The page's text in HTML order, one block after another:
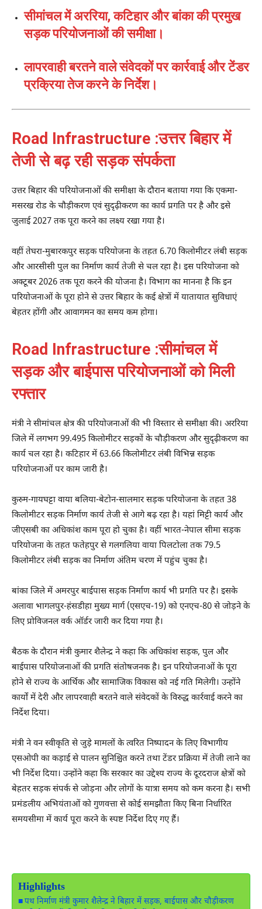
सीमांचल में अररिया, कटिहार और बांका की प्रमुख
सड़क परियोजनाओं की समीक्षा।
लापरवाही बरतने वाले संवेदकों पर कार्रवाई और टेंडर
प्रक्रिया तेज करने के निर्देश।
Road Infrastructure :उत्तर बिहार में
तेजी से बढ़ रही सड़क संपर्कता
उत्तर बिहार की परियोजनाओं की समीक्षा के दौरान बताया गया कि एकमा-
मसरख रोड के चौड़ीकरण एवं सुदृढ़ीकरण का कार्य प्रगति पर है और इसे
जुलाई 2027 तक पूरा करने का लक्ष्य रखा गया है।
वहीं तेघरा-मुबारकपुर सड़क परियोजना के तहत 6.70 किलोमीटर लंबी सड़क
और आरसीसी पुल का निर्माण कार्य तेजी से चल रहा है। इस परियोजना को
अक्टूबर 2026 तक पूरा करने की योजना है। विभाग का मानना है कि इन
परियोजनाओं के पूरा होने से उत्तर बिहार के कई क्षेत्रों में यातायात सुविधाएं
बेहतर होंगी और आवागमन का समय कम होगा।
Road Infrastructure :सीमांचल में
सड़क और बाईपास परियोजनाओं को मिली
रफ्तार
मंत्री ने सीमांचल क्षेत्र की परियोजनाओं की भी विस्तार से समीक्षा की। अररिया
जिले में लगभग 99.495 किलोमीटर सड़कों के चौड़ीकरण और सुदृढ़ीकरण का
कार्य चल रहा है। कटिहार में 63.66 किलोमीटर लंबी विभिन्न सड़क
परियोजनाओं पर काम जारी है।
कुरुम-गायघट्टा वाया बलिया-बेटोन-सालमार सड़क परियोजना के तहत 38
किलोमीटर सड़क निर्माण कार्य तेजी से आगे बढ़ रहा है। यहां मिट्टी कार्य और
जीएसबी का अधिकांश काम पूरा हो चुका है। वहीं भारत-नेपाल सीमा सड़क
परियोजना के तहत फतेहपुर से गलगलिया वाया पिलटोला तक 79.5
किलोमीटर लंबी सड़क का निर्माण अंतिम चरण में पहुंच चुका है।
बांका जिले में अमरपुर बाईपास सड़क निर्माण कार्य भी प्रगति पर है। इसके
अलावा भागलपुर-हंसडीहा मुख्य मार्ग (एसएच-19) को एनएच-80 से जोड़ने के
लिए प्रोविजनल वर्क ऑर्डर जारी कर दिया गया है।
बैठक के दौरान मंत्री कुमार शैलेन्द्र ने कहा कि अधिकांश सड़क, पुल और
बाईपास परियोजनाओं की प्रगति संतोषजनक है। इन परियोजनाओं के पूरा
होने से राज्य के आर्थिक और सामाजिक विकास को नई गति मिलेगी। उन्होंने
कार्यों में देरी और लापरवाही बरतने वाले संवेदकों के विरुद्ध कार्रवाई करने का
निर्देश दिया।
मंत्री ने वन स्वीकृति से जुड़े मामलों के त्वरित निष्पादन के लिए विभागीय
एसओपी का कड़ाई से पालन सुनिश्चित करने तथा टेंडर प्रक्रिया में तेजी लाने का
भी निर्देश दिया। उन्होंने कहा कि सरकार का उद्देश्य राज्य के दूरदराज क्षेत्रों को
बेहतर सड़क संपर्क से जोड़ना और लोगों के यात्रा समय को कम करना है। सभी
प्रमंडलीय अभियंताओं को गुणवत्ता से कोई समझौता किए बिना निर्धारित
समयसीमा में कार्य पूरा करने के स्पष्ट निर्देश दिए गए हैं।
Highlights
पथ निर्माण मंत्री कुमार शैलेन्द्र ने बिहार में सड़क, बाईपास और चौड़ीकरण